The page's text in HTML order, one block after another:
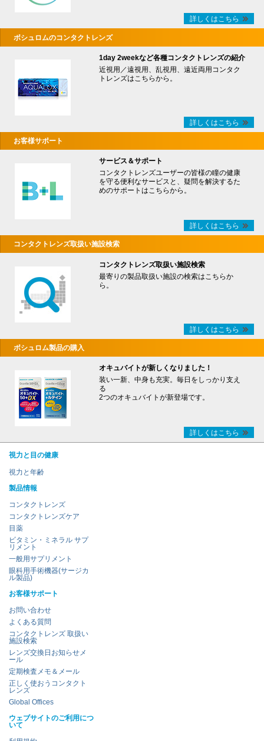
詳しくはこちら
ボシュロムのコンタクトレンズ
1day 2weekなど各種コンタクトレンズの紹介
近視用／遠視用、乱視用、遠近両用コンタク
トレンズはこちらから。
詳しくはこちら
お客様サポート
サービス＆サポート
コンタクトレンズユーザーの皆様の瞳の健康
を守る便利なサービスと、疑問を解決するた
めのサポートはこちらから。
詳しくはこちら
コンタクトレンズ取扱い施設検索
コンタクトレンズ取扱い施設検索
最寄りの製品取扱い施設の検索はこちらか
ら。
詳しくはこちら
ボシュロム製品の購入
オキュバイトが新しくなりました！
装い一新、中身も充実。毎日をしっかり支え
る
2つのオキュバイトが新登場です。
詳しくはこちら
視力と目の健康
視力と年齢
製品情報
コンタクトレンズ
コンタクトレンズケア
目薬
ビタミン・ミネラル サプ
リメント
一般用サプリメント
眼科用手術機器(サージカ
ル製品)
お客様サポート
お問い合わせ
よくある質問
コンタクトレンズ 取扱い
施設検索
レンズ交換日お知らせメ
ール
定期検査メモ＆メール
正しく使おうコンタクト
レンズ
Global Offices
ウェブサイトのご利用につ
いて